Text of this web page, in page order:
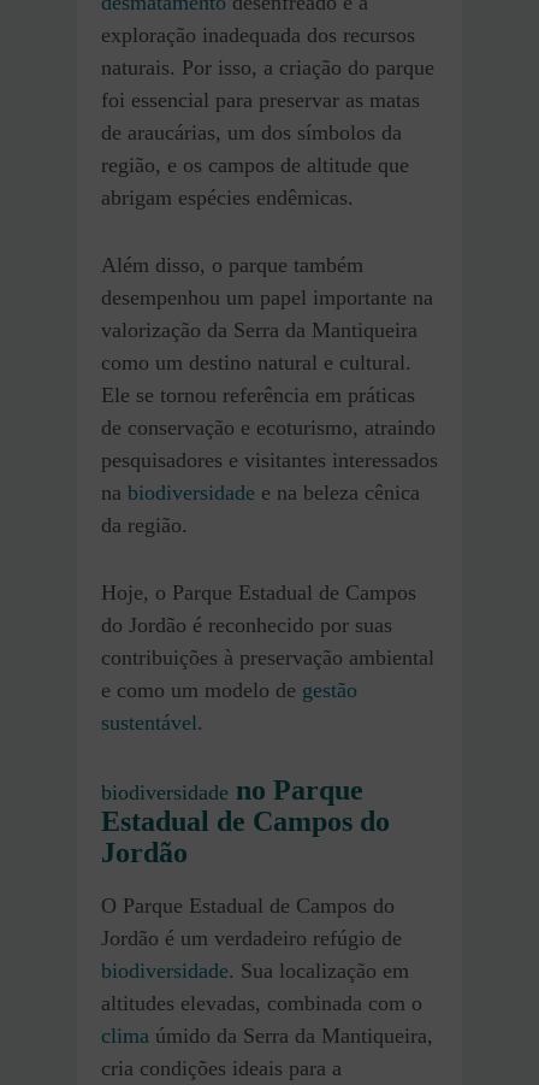
exploração inadequada dos recursos
naturais. Por isso, a criação do parque
foi essencial para preservar as matas
de araucárias, um dos símbolos da
região, e os campos de altitude que
abrigam espécies endêmicas.
Além disso, o parque também
desempenhou um papel importante na
valorização da Serra da Mantiqueira
como um destino natural e cultural.
Ele se tornou referência em práticas
de conservação e ecoturismo, atraindo
pesquisadores e visitantes interessados
na biodiversidade e na beleza cênica
da região.
Hoje, o Parque Estadual de Campos
do Jordão é reconhecido por suas
contribuições à preservação ambiental
e como um modelo de gestão
sustentável.
biodiversidade no Parque
Estadual de Campos do
Jordão
O Parque Estadual de Campos do
Jordão é um verdadeiro refúgio de
biodiversidade. Sua localização em
altitudes elevadas, combinada com o
clima úmido da Serra da Mantiqueira,
cria condições ideais para a